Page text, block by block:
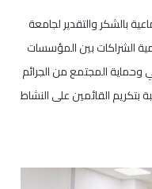
بالشكر والتقدير لجامعة
الشراكات بين المؤسسات
وحماية المجتمع من الجرائم
بتكريم القائمين على النشاط